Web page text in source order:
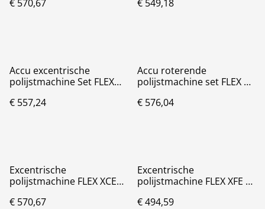
€ 570,67 € 549,18
Accu excentrische
polijstmachine Set FLEX
€ 557,24
Accu roterende
polijstmachine set FLEX PE
€ 576,04
Excentrische
polijstmachine FLEX XCE
€ 570,67
Excentrische
polijstmachine FLEX XFE 7-
€ 494,59